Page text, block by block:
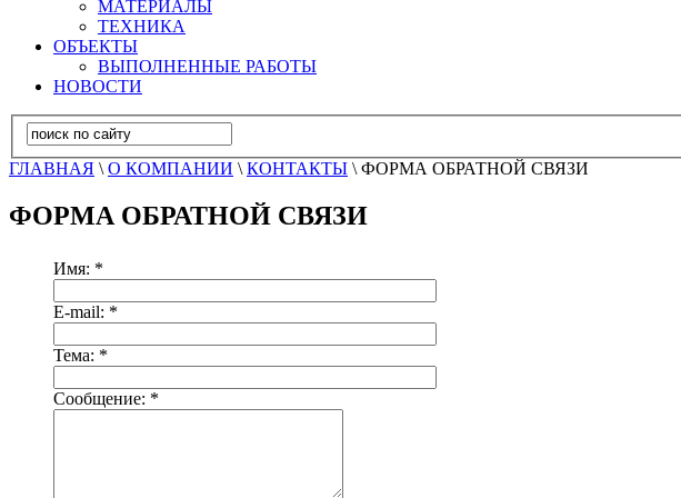
МАТЕРИАЛЫ
ТЕХНИКА
ОБЪЕКТЫ
ВЫПОЛНЕННЫЕ РАБОТЫ
НОВОСТИ
ГЛАВНАЯ \ О КОМПАНИИ \ КОНТАКТЫ \ ФОРМА ОБРАТНОЙ СВЯЗИ
ФОРМА ОБРАТНОЙ СВЯЗИ
Имя: *
E-mail: *
Тема: *
Сообщение: *